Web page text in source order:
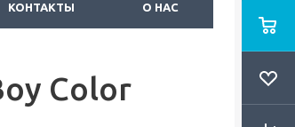
КОНТАКТЫ О НАС
Color